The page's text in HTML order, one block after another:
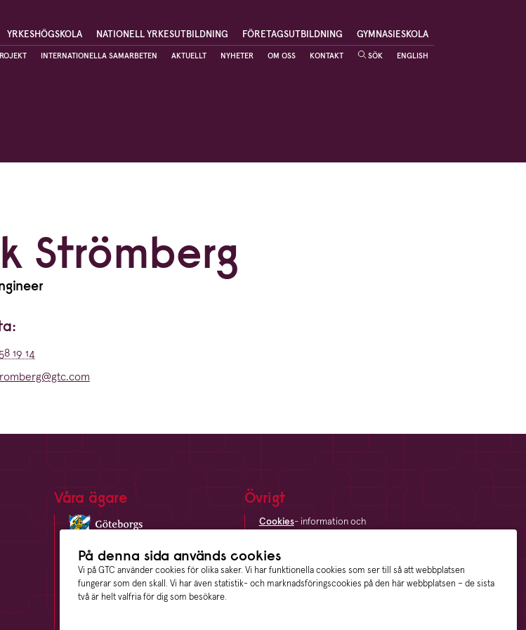
På denna sida används cookies
Vi på GTC använder cookies för olika saker. Vi har funktionella cookies som ser till så att webbplatsen
fungerar som den skall. Vi har även statistik- och marknadsföringscookies på den här webbplatsen – de sista
två är helt valfria för dig som besökare.
YRKESHÖGSKOLA NATIONELL YRKESUTBILDNING FÖRETAGSUTBILDNING GYMNASIESKOLA
INTERNATIONELLA SAMARBETEN AKTUELLT NYHETER OM OSS KONTAKT SÖK ENGLISH
Strömberg
19 14
Våra ägare Övrigt
Cookies- information och
Dataskyddsförordningen
digitala integritet
Sitemap- en översikt över